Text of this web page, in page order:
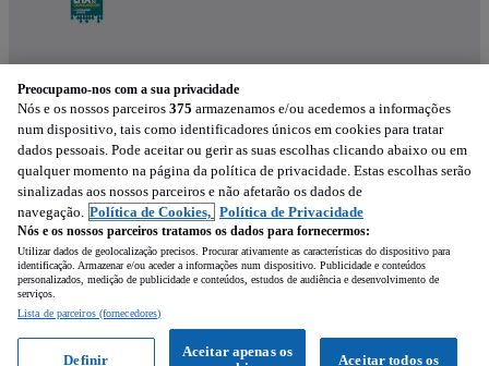
Experimenta a aplicação
Preocupamo-nos com a sua privacidade
Nós e os nossos parceiros 375 armazenamos e/ou acedemos a informações
num dispositivo, tais como identificadores únicos em cookies para tratar
dados pessoais. Pode aceitar ou gerir as suas escolhas clicando abaixo ou em
qualquer momento na página da política de privacidade. Estas escolhas serão
sinalizadas aos nossos parceiros e não afetarão os dados de
navegação. Política de Cookies, Política de Privacidade
Nós e os nossos parceiros tratamos os dados para fornecermos:
Utilizar dados de geolocalização precisos. Procurar ativamente as características do dispositivo para
identificação. Armazenar e/ou aceder a informações num dispositivo. Publicidade e conteúdos
personalizados, medição de publicidade e conteúdos, estudos de audiência e desenvolvimento de
serviços.
Lista de parceiros (fornecedores)
Aceitar todos os
Aceitar apenas os
Definir